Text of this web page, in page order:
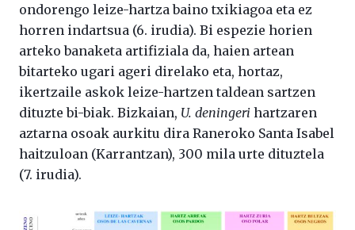
ondorengo leize-hartza baino txikiagoa eta ez
horren indartsua (6. irudia). Bi espezie horien
arteko banaketa artifiziala da, haien artean
bitarteko ugari ageri direlako eta, hortaz,
ikertzaile askok leize-hartzen taldean sartzen
dituzte bi-biak. Bizkaian, U. deningeri hartzaren
aztarna osoak aurkitu dira Raneroko Santa Isabel
haitzuloan (Karrantzan), 300 mila urte dituztela
(7. irudia).